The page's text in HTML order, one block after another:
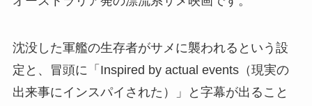
沈没した軍艦の生存者がサメに襲われるという設
定と、冒頭に「Inspired by actual events（現実の
出来事にインスパイされた）」と字幕が出ること